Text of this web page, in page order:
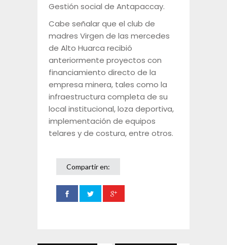
Gestión social de Antapaccay.
Cabe señalar que el club de
madres Virgen de las mercedes
de Alto Huarca recibió
anteriormente proyectos con
financiamiento directo de la
empresa minera, tales como la
infraestructura completa de su
local institucional, loza deportiva,
implementación de equipos
telares y de costura, entre otros.
Compartir en: